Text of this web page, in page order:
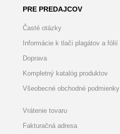
PRE PREDAJCOV
Časté otázky
Informácie k tlači plagátov a fólií
Doprava
Kompletný katalóg produktov
Všeobecné obchodné podmienky
Vrátenie tovaru
Fakturačná adresa